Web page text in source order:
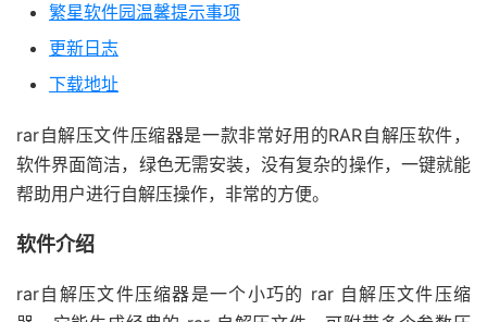
繁星软件园温馨提示事项
更新日志
下载地址
rar自解压文件压缩器是一款非常好用的RAR自解压软件，
软件界面简洁，绿色无需安装，没有复杂的操作，一键就能
帮助用户进行自解压操作，非常的方便。
软件介绍
rar自解压文件压缩器是一个小巧的 rar 自解压文件压缩